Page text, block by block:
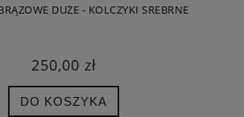
DUŻE - KOLCZYKI SREBRNE
250,00 zł
DO KOSZYKA